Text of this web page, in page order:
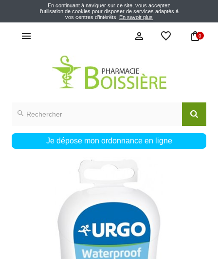
En continuant à naviguer sur ce site, vous acceptez
l'utilisation de cookies pour disposer de services adaptés à
vos centres d’intérêts. En savoir plus
0
Je dépose mon ordonnance en ligne